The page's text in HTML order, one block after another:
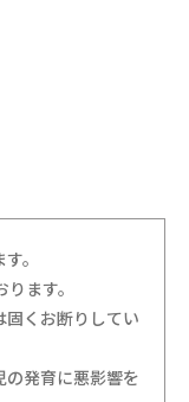
。
ます。
くお断りしてい
発育に悪影響を